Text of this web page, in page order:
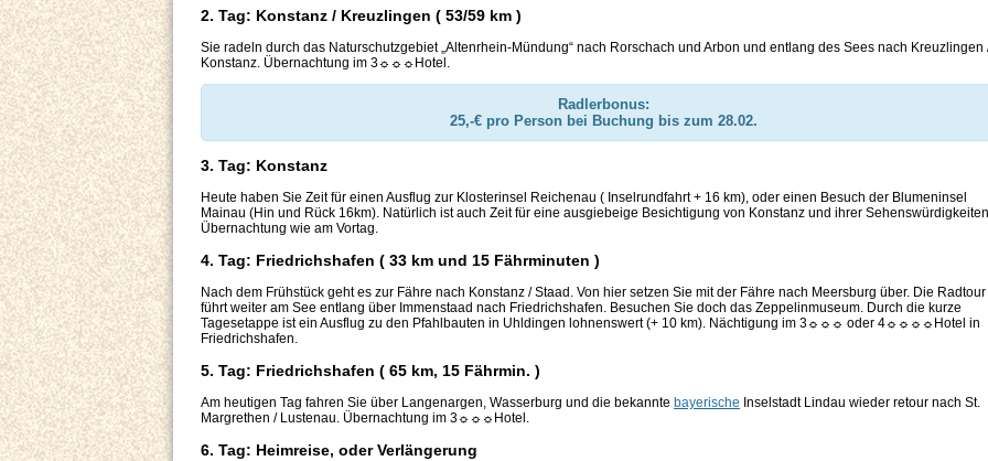
2. Tag: Konstanz / Kreuzlingen ( 53/59 km )
Sie radeln durch das Naturschutzgebiet „Altenrhein-Mündung“ nach Rorschach und Arbon und entlang des Sees nach Kreuzlingen
Konstanz. Übernachtung im 3☼☼☼Hotel.
Radlerbonus:
25,-€ pro Person bei Buchung bis zum 28.02.
3. Tag: Konstanz
Heute haben Sie Zeit für einen Ausflug zur Klosterinsel Reichenau ( Inselrundfahrt + 16 km), oder einen Besuch der Blumeninsel
Mainau (Hin und Rück 16km). Natürlich ist auch Zeit für eine ausgiebeige Besichtigung von Konstanz und ihrer
Übernachtung wie am Vortag.
4. Tag: Friedrichshafen ( 33 km und 15 Fährminuten )
Nach dem Frühstück geht es zur Fähre nach Konstanz / Staad. Von hier setzen Sie mit der Fähre nach Meersburg über. Die Radtour
führt weiter am See entlang über Immenstaad nach Friedrichshafen. Besuchen Sie doch das Zeppelinmuseum. Durch die kurze
Tagesetappe ist ein Ausflug zu den Pfahlbauten in Uhldingen lohnenswert (+ 10 km). Nächtigung im 3☼☼☼ oder 4☼☼☼☼Hotel in
Friedrichshafen.
5. Tag: Friedrichshafen ( 65 km, 15 Fährmin. )
Am heutigen Tag fahren Sie über Langenargen, Wasserburg und die bekannte bayerische Inselstadt Lindau wieder retour nach St.
Margrethen / Lustenau. Übernachtung im 3☼☼☼Hotel.
6. Tag: Heimreise, oder Verlängerung